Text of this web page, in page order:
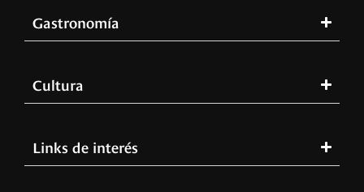
Gastronomía
Cultura
Links de interés